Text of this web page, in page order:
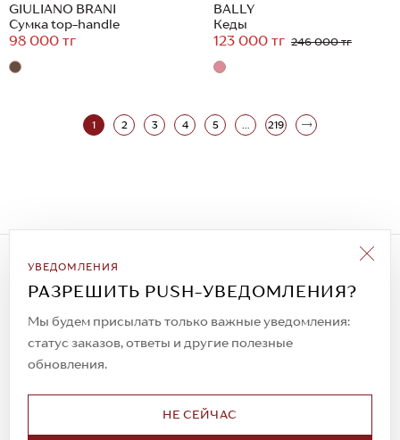
GIULIANO BRANI
Сумка top-handle
98 000 тг
BALLY
Кеды
123 000 тг 246 000 тг
1 2 3 4 5 ... 219
УВЕДОМЛЕНИЯ
РАЗРЕШИТЬ PUSH-УВЕДОМЛЕНИЯ?
Мы будем присылать только важные уведомления:
статус заказов, ответы и другие полезные
обновления.
НЕ СЕЙЧАС
Подписаться на рассылку
Всегда будьте в курсе новых акций и
спецпредложений!
© 2023. AIT Shoes
Все права защищены